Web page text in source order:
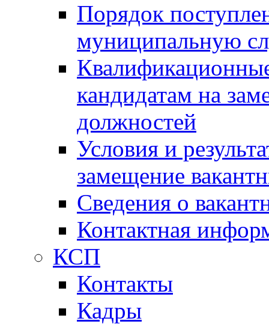
Порядок
муниципальную
кандидатам на
должностей
Условия и
замещение
Сведения о
Контактная
КСП
Контакты
Кадры